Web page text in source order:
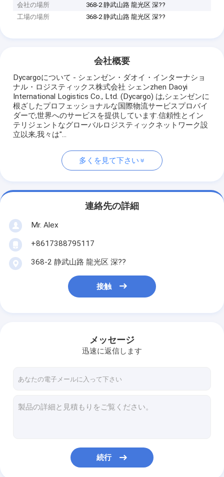
会社の場所
368-2 静武山路 龍光区 深??
工場の場所
368-2 静武山路 龍光区 深??
会社概要
Dycargoについて - シェンゼン・ダオイ・インターナショ
ナル・ロジスティックス株式会社 シェンzhen Daoyi
International Logistics Co., Ltd. (Dycargo) は,シェンゼンに
根ざしたプロフェッショナルな国際物流サービスプロバイ
ダーで,世界へのサービスを提供しています.信頼性とイン
テリジェントなグローバルロジスティックネットワーク設
立以来,我々は"...
多くを見て下さい
連絡先の詳細
Mr. Alex
+8617388795117
368-2 静武山路 龍光区 深??
接触
メッセージ
迅速に返信します
続行